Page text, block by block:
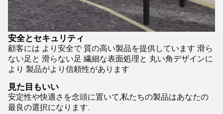
安全とセキュリティ
顧客には より安全で 質の高い製品を提供しています 滑ら
ない足と 滑らない足 繊細な表面処理と 丸い角デザインに
より 製品がより信頼性があります
見た目もいい
安定性や快適さを念頭に置いて,私たちの製品はあなたの
最良の選択になります.